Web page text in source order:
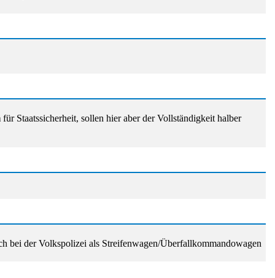
Staatssicherheit, sollen hier aber der Vollständigkeit halber
bei der Volkspolizei als Streifenwagen/Überfallkommandowagen